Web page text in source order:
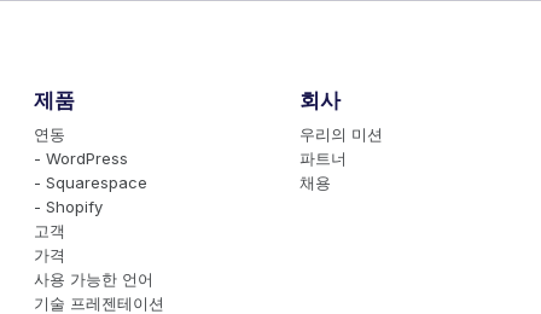
제품
연동
- WordPress
- Squarespace
- Shopify
고객
가격
사용 가능한 언어
기술 프레젠테이션
회사
우리의 미션
파트너
채용